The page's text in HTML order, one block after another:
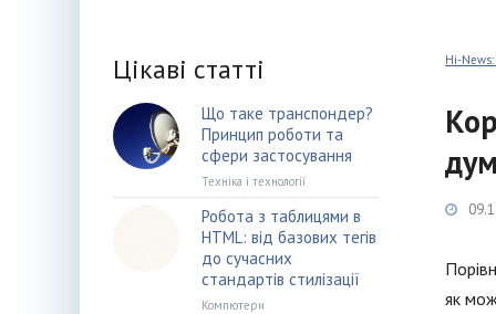
Hi-
як
Цікаві статті
Що таке транспондер?
Принцип роботи та
сфери застосування
Техніка і технології
Робота з таблицями в
HTML: від базових тегів
до сучасних
стандартів стилізації
Компютери